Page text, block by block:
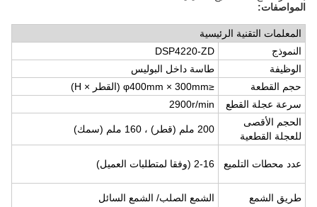
المواصفات:
المعلمات التقنية الرئيسية
النموذج
DSP4220-ZD
الوظيفة
طاسة داخل البوليس
حجم القطعة
≤φ400mm × 300mm (القطر × H)
سرعة عجلة القطع
2900r/min
الحجم الأقصى
للعجلة القطعية
200 ملم (قطر) ، 160 ملم (سمك)
عدد محطات التلميع 2-16 (وفقا لمتطلبات العميل)
طريق الشمع الشمع الصلب/ الشمع السائل